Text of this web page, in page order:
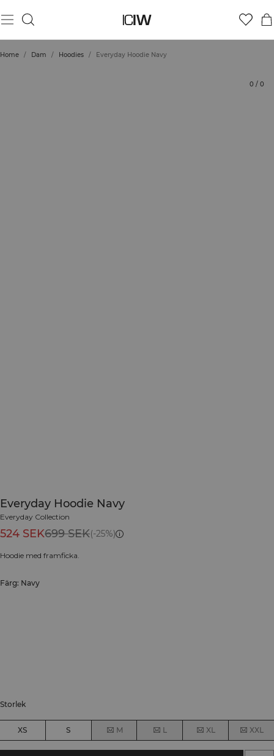
Home / Dam / Hoodies / Everyday Hoodie Navy
0 / 0
Everyday Hoodie Navy
Everyday Collection
524 SEK699 SEK(-25%)
Hoodie med framficka.
Färg: Navy
Storlek
XS S M L XL XXL